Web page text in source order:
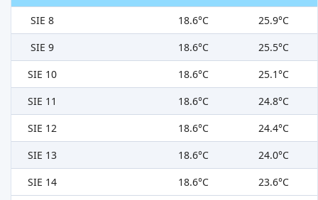
SIE 8
18.6°C
25.9°C
SIE 9
18.6°C
25.5°C
SIE 10
18.6°C
25.1°C
SIE 11
18.6°C
24.8°C
SIE 12
18.6°C
24.4°C
SIE 13
18.6°C
24.0°C
SIE 14
18.6°C 23.6°C